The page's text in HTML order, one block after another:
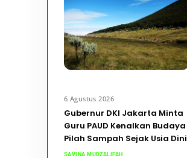
6 Agustus 2026
Gubernur DKI Jakarta Minta
Guru PAUD Kenalkan Budaya
Pilah Sampah Sejak Usia Dini
SAVINA MUDZALIFAH